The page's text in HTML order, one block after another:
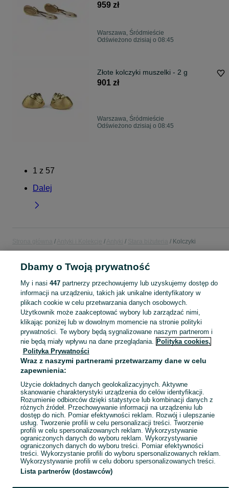
959 zł
Warszawa, Śródmieście
Odświeżono dzisiaj o 08:45
Złote kolczyki muszelki - 2 g
901 zł
Warszawa, Śródmieście
Odświeżono dzisiaj o 08:45
1 z 57
Dalej
Kolczyki
POLSKA
KATEGORIA
Skorzystaj z największego serwisu ogłoszeniowego w Polsce. Kupuj to, czego pragniesz i sprzedawaj to, czego już nie potrzebujesz w kategorii Kolczyki! Zobacz
Mapa kategorii
Mapa miejscowości
Mapa ministron
Popularne wyszukiwania
Dbamy o Twoją prywatność
My i nasi 447partnerzy przechowujemy lub uzyskujemy dostęp do
informacji na urządzeniu, takich jak unikalne identyfikatory w
plikach cookie w celu przetwarzania danych osobowych.
Użytkownik może zaakceptować wybory lub zarządzać nimi,
klikając poniżej lub w dowolnym momencie na stronie polityki
prywatności. Te wybory będą sygnalizowane naszym partnerom i
nie będą miały wpływu na dane przeglądania. Polityka cookies,
Polityka Prywatności
Wraz z naszymi partnerami przetwarzamy dane w celu
zapewnienia:
Użycie dokładnych danych geolokalizacyjnych. Aktywne
skanowanie charakterystyki urządzenia do celów identyfikacji.
Rozumienie odbiorców dzięki statystyce lub kombinacji danych z
różnych źródeł. Przechowywanie informacji na urządzeniu lub
dostęp do nich. Pomiar efektywności reklam. Rozwój i ulepszanie
usług. Tworzenie profili w celu personalizacji treści. Tworzenie
profili w celu spersonalizowanych reklam. Wykorzystywanie
ograniczonych danych do wyboru reklam. Wykorzystywanie
ograniczonych danych do wyboru treści. Pomiar efektywności
treści. Wykorzystanie profili do wyboru spersonalizowanych reklam.
Wykorzystywanie profili w celu doboru spersonalizowanych treści.
Lista partnerów (dostawców)